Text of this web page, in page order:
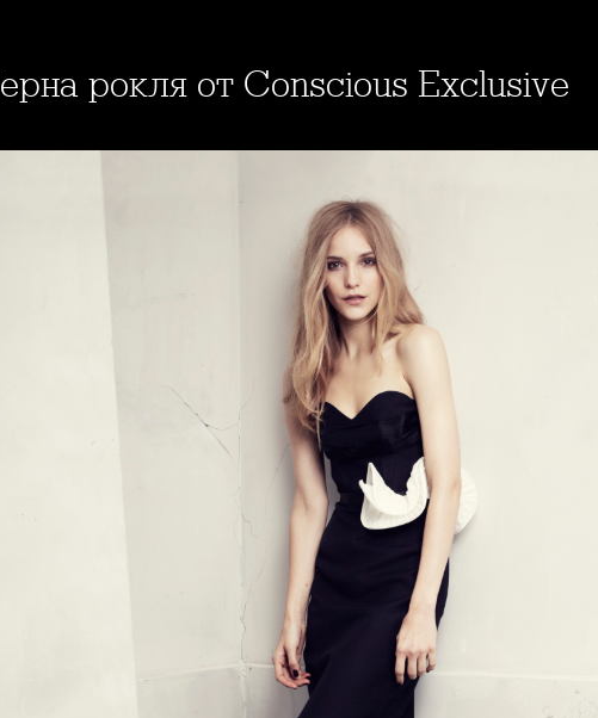
Черна рокля от Conscious Exclusive